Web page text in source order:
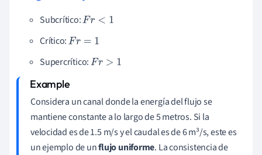
Subcrítico:Fr< 1
Crítico:Fr= 1
Supercrítico:Fr> 1
Considera un canal donde la energía del flujo se
mantiene constante a lo largo de 5 metros. Si la
velocidad es de 1.5 m/s y el caudal es de 6 m³/s, este es
un ejemplo de unflujo uniforme. La consistencia de